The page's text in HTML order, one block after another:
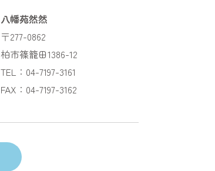
八幡苑然然
〒277-0862
柏市篠籠田1386-12
TEL：04-7197-3161
FAX：04-7197-3162